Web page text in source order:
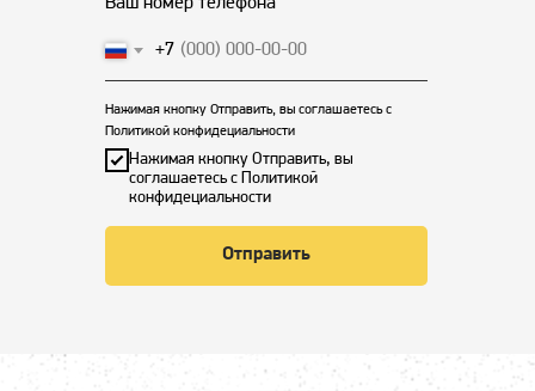
+7
Нажимая кнопку Отправить, вы соглашаетесь с
Политикой конфидециальности
Нажимая кнопку Отправить, вы
соглашаетесь с Политикой
конфидециальности
Отправить